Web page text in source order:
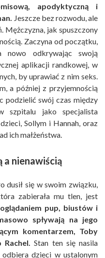
apodyktyczną i
Jeszcze bez rozwodu, ale
Mężczyzna, jak spuszczony
Zaczyna od początku,
nowo odkrywając swoją
aplikacji randkowej, w
by uprawiać z nim seks.
a później z przyjemnością
podzielić swój czas między
szpitalu jako specjalista
Sollym i Hannah, oraz
ich małżeństwa.
a nienawiścią
dusił się w swoim związku,
zabierała mu tlen, jest
pup, biustów i
spływają na jego
komentarzem, Toby
Stan ten się nasila
odbiera dzieci w ustalonym